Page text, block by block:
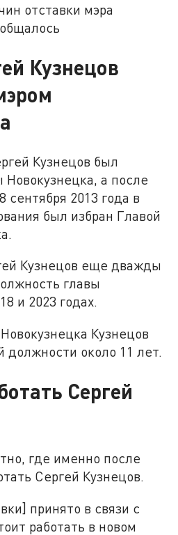
отставки мэра
Кузнецов
Кузнецов был
Новокузнецка, а после
сентября 2013 года в
был избран Главой
Кузнецов еще дважды
главы
и 2023 годах.
Кузнецов
должности около 11 лет.
Сергей
где именно после
Сергей Кузнецов.
принято в связи с
работать в новом